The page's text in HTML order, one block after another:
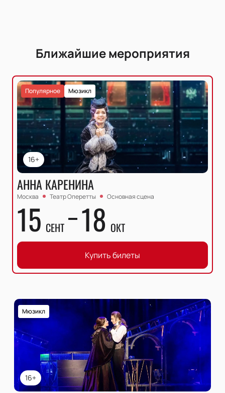
Ближайшие мероприятия
16+
Мюзикл
Популярное
АННА КАРЕНИНА
Москва Театр Оперетты Основная сцена
15 СЕНТ 18 ОКТ
Купить билеты
16+
Мюзикл